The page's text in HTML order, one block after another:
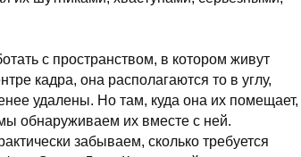
с пространством, в котором живут
кадра, она располагаются то в углу,
удалены. Но там, куда она их помещает,
обнаруживаем их вместе с ней.
забываем, сколько требуется